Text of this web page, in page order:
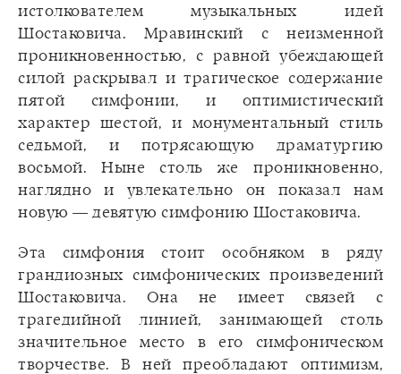
истолкователем музыкальных идей
Шостаковича. Мравинский с неизменной
проникновенностью, с равной убеждающей
силой раскрывал и трагическое содержание
пятой симфонии, и оптимистический
характер шестой, и монументальный стиль
седьмой, и потрясающую драматургию
восьмой. Ныне столь же проникновенно,
наглядно и увлекательно он показал нам
новую — девятую симфонию Шостаковича.
Эта симфония стоит особняком в ряду
грандиозных симфонических произведений
Шостаковича. Она не имеет связей с
трагедийной линией, занимающей столь
значительное место в его симфоническом
творчестве. В ней преобладают оптимизм,